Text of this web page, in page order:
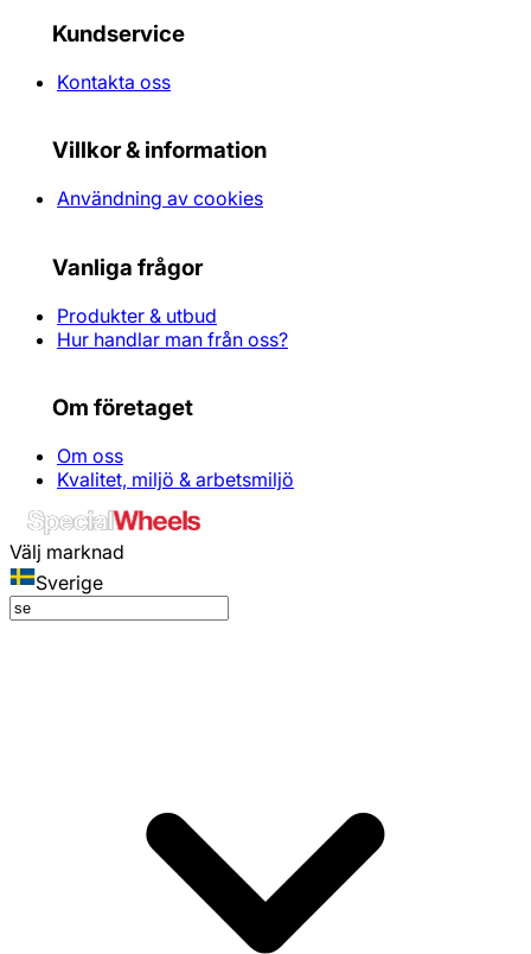
Kundservice
Kontakta oss
Villkor & information
Användning av cookies
Vanliga frågor
Produkter & utbud
Hur handlar man från oss?
Om företaget
Om oss
Kvalitet, miljö & arbetsmiljö
Välj marknad
Sverige